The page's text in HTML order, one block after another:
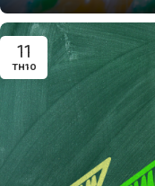
11
TH10